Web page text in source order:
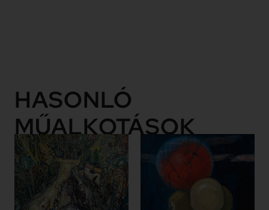
HASONLÓ
MŰALKOTÁSOK